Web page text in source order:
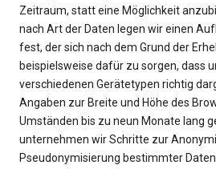
Zeitraum, statt eine Möglichkeit
nach Art der Daten legen wir einen
fest, der sich nach dem Grund der
beispielsweise dafür zu sorgen, dass
verschiedenen Gerätetypen richtig
Angaben zur Breite und Höhe des
Umständen bis zu neun Monate lang
unternehmen wir Schritte zur
Pseudonymisierung bestimmter